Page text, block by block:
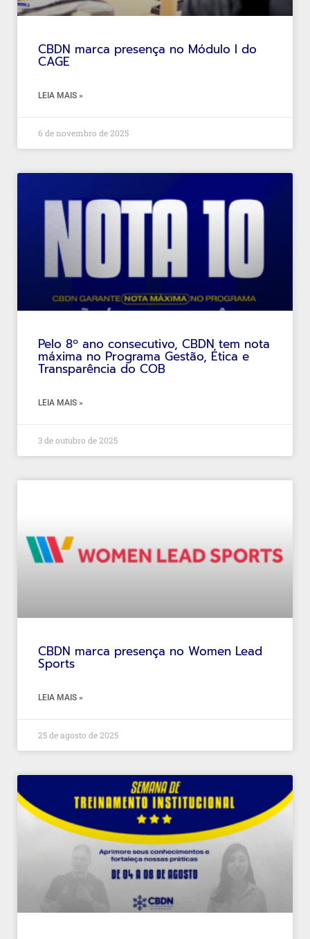
CBDN marca presença no Módulo I do
CAGE
LEIA MAIS »
6 de novembro de 2025
Pelo 8º ano consecutivo, CBDN tem nota
máxima no Programa Gestão, Ética e
Transparência do COB
LEIA MAIS »
3 de outubro de 2025
CBDN marca presença no Women Lead
Sports
LEIA MAIS »
25 de agosto de 2025